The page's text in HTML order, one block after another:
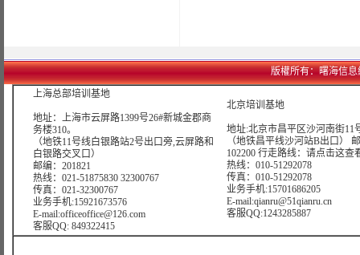
版權所有：曙海信息
上海总部培训基地
地址：上海市云屏路1399号26#新城金郡商
务楼310。
（地铁11号线白银路站2号出口旁,云屏路和
白银路交叉口）
邮编：201821
热线：021-51875830 32300767
传真：021-32300767
业务手机:15921673576
E-mail:officeoffice@126.com
客服QQ: 849322415
北京培训基地
地址:北京市昌平区沙河南街11
（地铁昌平线沙河站B出口）
102200 行走路线： 请点击这查
热线：010-51292078
传真：010-51292078
业务手机:15701686205
E-mail:qianru@51qianru.cn
客服QQ:1243285887